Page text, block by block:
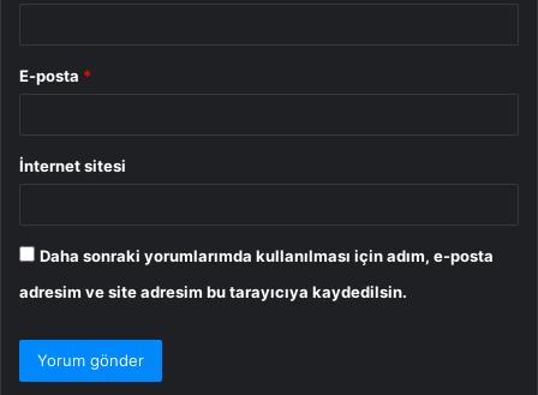
E-posta *
İnternet sitesi
Daha sonraki yorumlarımda kullanılması için adım, e-posta
adresim ve site adresim bu tarayıcıya kaydedilsin.